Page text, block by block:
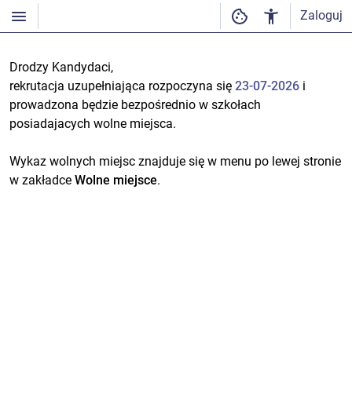
Zaloguj
Drodzy Kandydaci,
rekrutacja uzupełniająca rozpoczyna się 23-07-2026 i
prowadzona będzie bezpośrednio w szkołach
posiadajacych wolne miejsca.
Wykaz wolnych miejsc znajduje się w menu po lewej stronie
w zakładce Wolne miejsce.